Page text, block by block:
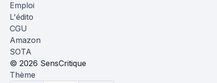
Emploi
L'édito
CGU
Amazon
SOTA
© 2026 SensCritique
Thème